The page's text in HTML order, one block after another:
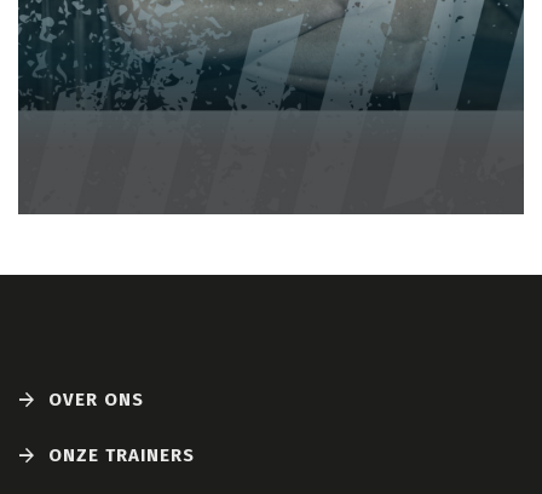
ABE
OVER ONS
ONZE TRAINERS